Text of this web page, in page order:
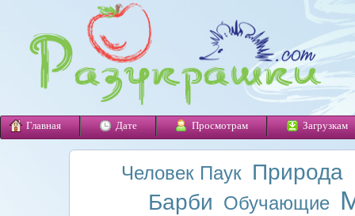
Главная Дате Просмотрам Загрузкам
Человек Паук Природа
Барби Обучающие